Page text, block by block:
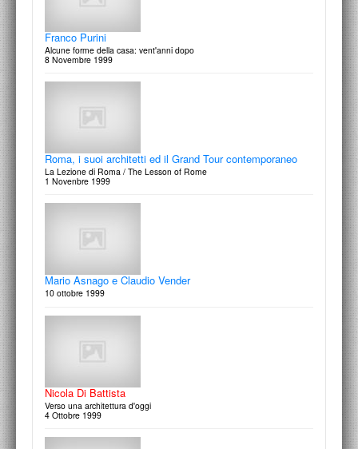
Segno, disegno e progetto nell'architettura italiana del
A.A.M. Architettura Arte Moderna
1 Ottobre 2002
5 Novembre 2001
Edifici e immagini 1990-2000
25 ottobre 2001
Les Demoseilles de Mamojada
4 Ottobre 2001
Studio Proap
Progeti di Architettura del Paesaggio
Franco Purini
Alcune forme della casa: vent'anni dopo
8 Novembre 1999
Roma, i suoi architetti ed il Grand Tour contemporaneo
La Lezione di Roma / The Lesson of Rome
1 Novenbre 1999
Mario Asnago e Claudio Vender
10 ottobre 1999
Nicola Di Battista
Verso una architettura d'oggi
4 Ottobre 1999